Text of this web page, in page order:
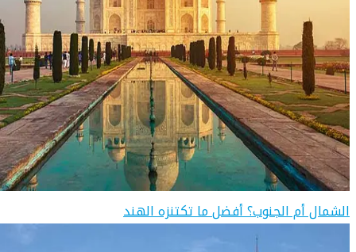
الشمال أم الجنوب؟ أفضل ما تكتنزه الهند